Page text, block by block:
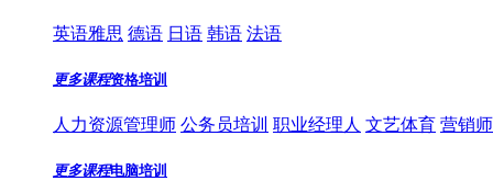
英语雅思 德语 日语 韩语 法语
更多课程资格培训
人力资源管理师 公务员培训 职业经理人 文艺体育 营销
更多课程电脑培训